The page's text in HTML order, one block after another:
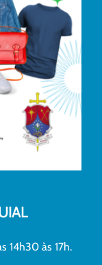
14h30 às 17h.